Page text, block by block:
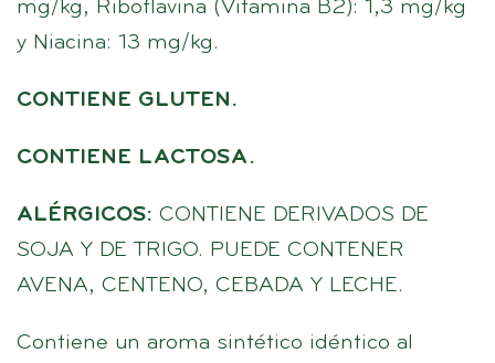
mg/kg, Riboflavina (Vitamina B2): 1,3 mg/kg
y Niacina: 13 mg/kg.
CONTIENE GLUTEN.
CONTIENE LACTOSA.
ALÉRGICOS: CONTIENE DERIVADOS DE
SOJA Y DE TRIGO. PUEDE CONTENER
AVENA, CENTENO, CEBADA Y LECHE.
Contiene un aroma sintético idéntico al